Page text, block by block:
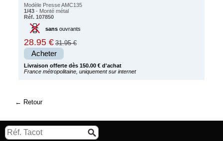
Modèle Presse AMC135
1/43 - Monté métal
Réf. 107850
sansouvrants
28.95 € 31.95 €
Acheter
Livraison offerte dès 150.00 € d'achat
France métropolitaine, uniquement sur internet
Retour